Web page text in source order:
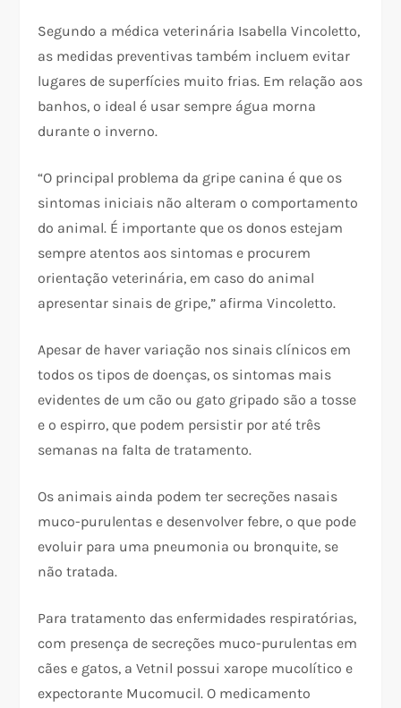
Segundo a médica veterinária Isabella Vincoletto,
as medidas preventivas também incluem evitar
lugares de superfícies muito frias. Em relação aos
banhos, o ideal é usar sempre água morna
durante o inverno.
“O principal problema da gripe canina é que os
sintomas iniciais não alteram o comportamento
do animal. É importante que os donos estejam
sempre atentos aos sintomas e procurem
orientação veterinária, em caso do animal
apresentar sinais de gripe,” afirma Vincoletto.
Apesar de haver variação nos sinais clínicos em
todos os tipos de doenças, os sintomas mais
evidentes de um cão ou gato gripado são a tosse
e o espirro, que podem persistir por até três
semanas na falta de tratamento.
Os animais ainda podem ter secreções nasais
muco-purulentas e desenvolver febre, o que pode
evoluir para uma pneumonia ou bronquite, se
não tratada.
Para tratamento das enfermidades respiratórias,
com presença de secreções muco-purulentas em
cães e gatos, a Vetnil possui xarope mucolítico e
expectorante Mucomucil. O medicamento